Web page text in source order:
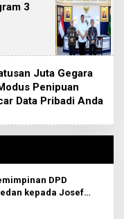
3
Juta Gegara
Penipuan
Data Pribadi Anda
DPD
kepada Josef